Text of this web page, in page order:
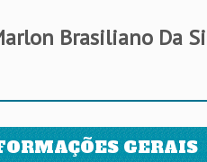
Brasiliano Da
GERAIS